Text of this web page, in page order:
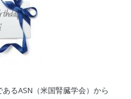
るASN（米国腎臓学会）から